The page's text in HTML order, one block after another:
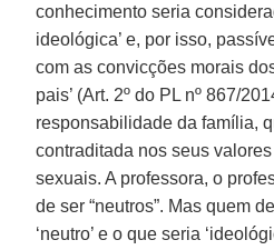
conhecimento seria
ideológica’ e, por isso,
com as convicções morais
pais’ (Art. 2º do PL nº 867/
responsabilidade da família,
contraditada nos seus
sexuais. A professora, o
de ser “neutros”. Mas quem
‘neutro’ e o que seria